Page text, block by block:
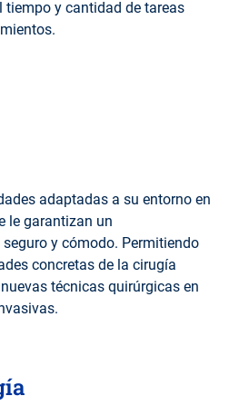
tiempo y cantidad de tareas
adaptadas a su entorno en
le garantizan un
y cómodo. Permitiendo
concretas de la cirugía
técnicas quirúrgicas en